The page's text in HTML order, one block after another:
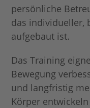
persönliche
das individueller,
aufgebaut ist.
Das Training
Bewegung
und langfristig
Körper